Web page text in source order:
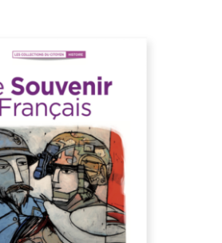
moi le Souvenir
édition Nane